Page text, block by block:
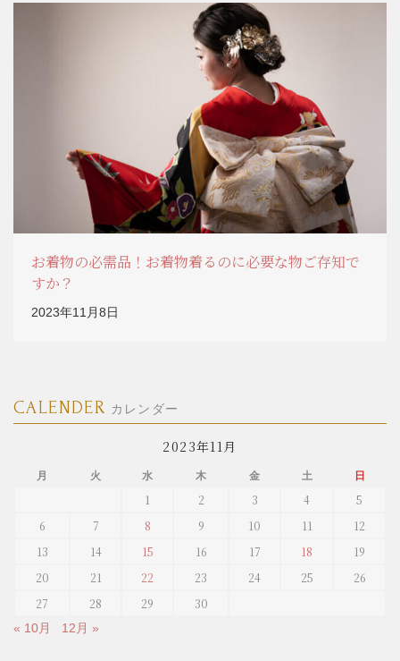
お着物の必需品！お着物着るのに必要な物ご存知で
すか？
2023年11月8日
CALENDER カレンダー
2023年11月
月 火 水 木 金 土 日
1 2 3 4
5
6
7 8 9 10 11
12
13
14 15 16 17 18
19
20
21 22 23 24 25
26
27
28 29 30
« 10月 12月 »